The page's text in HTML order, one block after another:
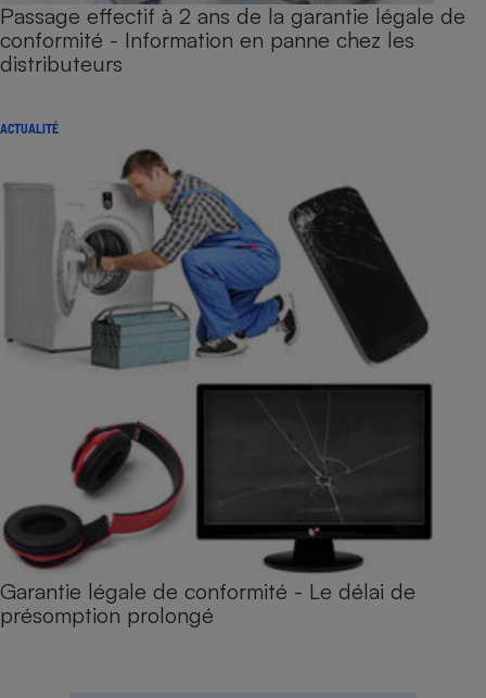
Passage effectif à 2 ans de la garantie légale de
conformité - Information en panne chez les
distributeurs
ACTUALITÉ
Garantie légale de conformité - Le délai de
présomption prolongé